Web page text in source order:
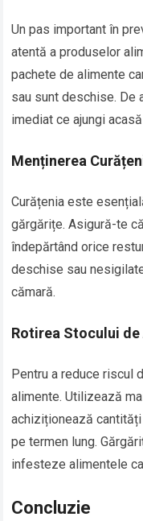
Un pas important în
atentă a produselor
pachete de alimente
sau sunt deschise. De
imediat ce ajungi
Menținerea
Curățenia este
gărgărițe. Asigură-te
îndepărtând orice
deschise sau
cămară.
Rotirea Stocului
Pentru a reduce riscul
alimente. Utilizează
achiziționează
pe termen lung.
infesteze alimentele
Concluzie